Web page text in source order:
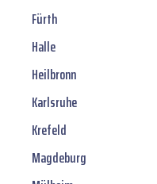
Fürth
Halle
Heilbronn
Karlsruhe
Krefeld
Magdeburg